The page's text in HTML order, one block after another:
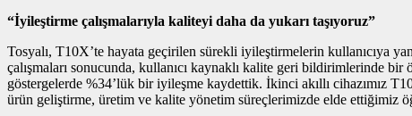
“İyileştirme çalışmalarıyla kaliteyi daha da yukarı taşıyoruz”
Tosyalı, T10X’te hayata geçirilen sürekli iyileştirmelerin kullanıcıya
çalışmaları sonucunda, kullanıcı kaynaklı kalite geri bildirimlerinde
göstergelerde %34’lük bir iyileşme kaydettik. İkinci akıllı cihazımız
ürün geliştirme, üretim ve kalite yönetim süreçlerimizde elde ettiğimiz